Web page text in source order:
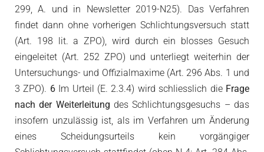
299, A. und in Newsletter 2019-N25). Das Verfahren
findet dann ohne vorherigen Schlichtungsversuch statt
(Art. 198 lit. a ZPO), wird durch ein blosses Gesuch
eingeleitet (Art. 252 ZPO) und unterliegt weiterhin der
Untersuchungs- und Offizialmaxime (Art. 296 Abs. 1 und
3 ZPO). 6Im Urteil (E. 2.3.4) wird schliesslich dieFrage
nach der Weiterleitung des Schlichtungsgesuchs – das
insofern unzulässig ist, als im Verfahren um Änderung
eines Scheidungsurteils kein vorgängiger